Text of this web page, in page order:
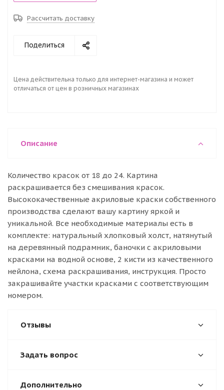
Рассчитать доставку
Поделиться
Цена действительна только для интернет-магазина и может
отличаться от цен в розничных магазинах
Описание
Количество красок от 18 до 24. Картина
раскрашивается без смешивания красок.
Высококачественные акриловые краски собственного
производства сделают вашу картину яркой и
уникальной. Все необходимые материалы есть в
комплекте: натуральный хлопковый холст, натянутый
на деревянный подрамник, баночки с акриловыми
красками на водной основе, 2 кисти из качественного
нейлона, схема раскрашивания, инструкция. Просто
закрашивайте участки красками с соответствующим
номером.
Отзывы
Задать вопрос
Дополнительно